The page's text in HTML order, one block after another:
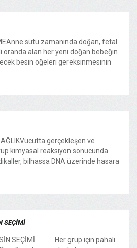
sütü zamanında doğan, fetal
oranda alan her yeni doğan bebeğin
besin öğeleri gereksinmesinin
gerçekleşen ve
kimyasal reaksiyon sonucunda
bilhassa DNA üzerinde hasara
SEÇİMİ
SEÇİMİ Her grup için pahalı